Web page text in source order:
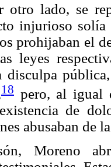
lado, se
injurioso solía
prohijaban el
leyes
disculpa
18 pero, al igual
de
abusaban de
Moreno